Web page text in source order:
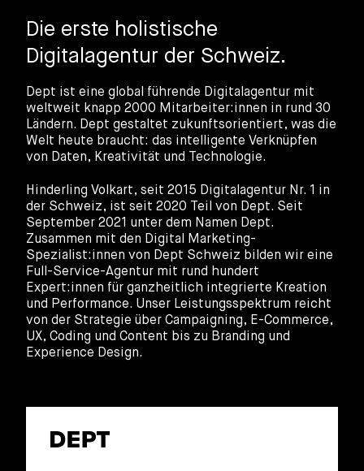
Die erste holistische
Digitalagentur der Schweiz.
Dept ist eine global führende Digitalagentur mit
weltweit knapp 2000 Mitarbeiter:innen in rund 30
Ländern. Dept gestaltet zukunftsorientiert, was die
Welt heute braucht: das intelligente Verknüpfen
von Daten, Kreativität und Technologie.
Hinderling Volkart, seit 2015 Digitalagentur Nr. 1 in
der Schweiz, ist seit 2020 Teil von Dept. Seit
September 2021 unter dem Namen Dept.
Zusammen mit den Digital Marketing-
Spezialist:innen von Dept Schweiz bilden wir eine
Full-Service-Agentur mit rund hundert
Expert:innen für ganzheitlich integrierte Kreation
und Performance. Unser Leistungsspektrum reicht
von der Strategie über Campaigning, E-Commerce,
UX, Coding und Content bis zu Branding und
Experience Design.